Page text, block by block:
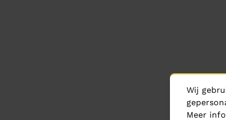
Wij
Meer